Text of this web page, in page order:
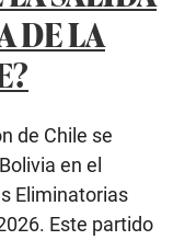
DE LA
de Chile se
en el
Eliminatorias
Este partido